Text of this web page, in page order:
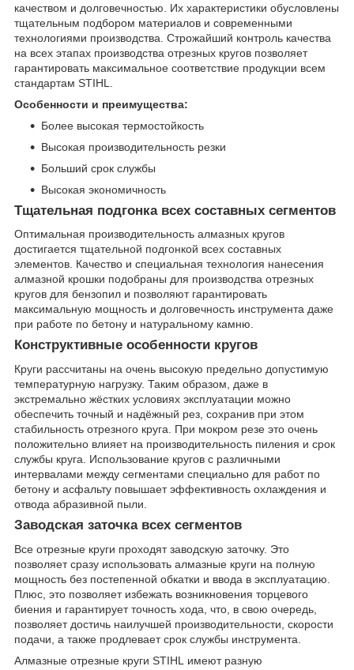
качеством и долговечностью. Их характеристики обусловлены
тщательным подбором материалов и современными
технологиями производства. Строжайший контроль качества
на всех этапах производства отрезных кругов позволяет
гарантировать максимальное соответствие продукции всем
стандартам STIHL.
Особенности и преимущества:
Более высокая термостойкость
Высокая производительность резки
Больший срок службы
Высокая экономичность
Тщательная подгонка всех составных сегментов
Оптимальная производительность алмазных кругов
достигается тщательной подгонкой всех составных
элементов. Качество и специальная технология нанесения
алмазной крошки подобраны для производства отрезных
кругов для бензопил и позволяют гарантировать
максимальную мощность и долговечность инструмента даже
при работе по бетону и натуральному камню.
Конструктивные особенности кругов
Круги рассчитаны на очень высокую предельно допустимую
температурную нагрузку. Таким образом, даже в
экстремально жёстких условиях эксплуатации можно
обеспечить точный и надёжный рез, сохранив при этом
стабильность отрезного круга. При мокром резе это очень
положительно влияет на производительность пиления и срок
службы круга. Использование кругов с различными
интервалами между сегментами специально для работ по
бетону и асфальту повышает эффективность охлаждения и
отвода абразивной пыли.
Заводская заточка всех сегментов
Все отрезные круги проходят заводскую заточку. Это
позволяет сразу использовать алмазные круги на полную
мощность без постепенной обкатки и ввода в эксплуатацию.
Плюс, это позволяет избежать возникновения торцевого
биения и гарантирует точность хода, что, в свою очередь,
позволяет достичь наилучшей производительности, скорости
подачи, а также продлевает срок службы инструмента.
Алмазные отрезные круги STIHL имеют разную